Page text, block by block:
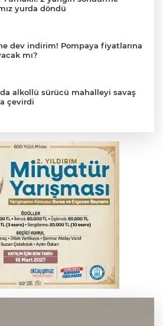
yurda döndü
dev indirim! Pompaya fiyatlarına
mı?
alkollü sürücü mahalleyi savaş
çevirdi
kaldırım işgaline geçit yok
piyasada altın fiyatları...
piyasada döviz fiyatları
14 yıl sonra bir ilk